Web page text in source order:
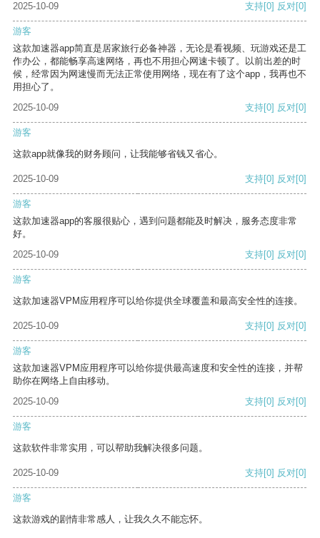
2025-10-09 支持[0] 反对[0]
游客
这款加速器app简直是居家旅行必备神器，无论是看视频、玩游戏还是工
作办公，都能畅享高速网络，再也不用担心网速卡顿了。以前出差的时
候，经常因为网速慢而无法正常使用网络，现在有了这个app，我再也不
用担心了。
2025-10-09
支持[0] 反对[0]
游客
这款app就像我的财务顾问，让我能够省钱又省心。
2025-10-09 支持[0] 反对[0]
游客
这款加速器app的客服很贴心，遇到问题都能及时解决，服务态度非常
好。
2025-10-09
支持[0] 反对[0]
游客
这款加速器VPM应用程序可以给你提供全球覆盖和最高安全性的连接。
2025-10-09 支持[0] 反对[0]
游客
这款加速器VPM应用程序可以给你提供最高速度和安全性的连接，并帮
助你在网络上自由移动。
2025-10-09
支持[0] 反对[0]
游客
这款软件非常实用，可以帮助我解决很多问题。
2025-10-09 支持[0] 反对[0]
游客
这款游戏的剧情非常感人，让我久久不能忘怀。